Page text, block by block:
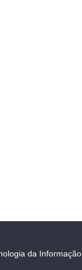
da Informação